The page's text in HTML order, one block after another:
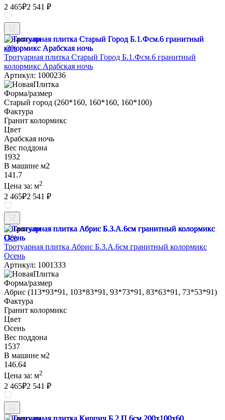
2 465₽2 541 ₽
В наличии
-3%
Тротуарная плитка Старый Город Б.1.Фсм.6 гранитный
колормикс Арабская ночь
Артикул: 1000236
Форма/размер
Старый город (260*160, 160*160, 160*100)
Фактура
Гранит колормикс
Цвет
Арабская ночь
Вес поддона
1932
В машине м2
141.7
Цена за: м2
2 465₽2 541 ₽
В наличии
-3%
Тротуарная плитка Абрис Б.3.А.6см гранитный колормикс
Осень
Артикул: 1001333
Форма/размер
Абрис (113*93*91, 103*83*91, 93*73*91, 83*63*91, 73*53*91)
Фактура
Гранит колормикс
Цвет
Осень
Вес поддона
1537
В машине м2
146.64
Цена за: м2
2 465₽2 541 ₽